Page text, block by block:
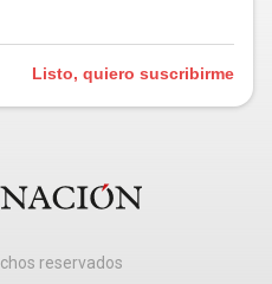
Listo, quiero suscribirme
reservados